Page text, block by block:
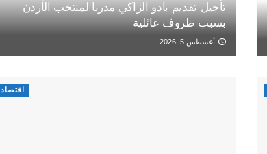
تأجيل تقديم بادو الزاكي مدربا لمنتخب الأردن
بسبب ظروف عائلية
أغسطس 5, 2026
اقتصاد